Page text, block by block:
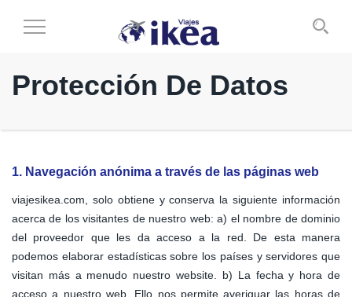
Cambiar
de
Protección De Datos
1. Navegación anónima a través de las páginas web
viajesikea.com, solo obtiene y conserva la siguiente información
acerca de los visitantes de nuestro web: a) el nombre de dominio
del proveedor que les da acceso a la red. De esta manera
podemos elaborar estadísticas sobre los países y servidores que
visitan más a menudo nuestro website. b) La fecha y hora de
acceso a nuestro web. Ello nos permite averiguar las horas de